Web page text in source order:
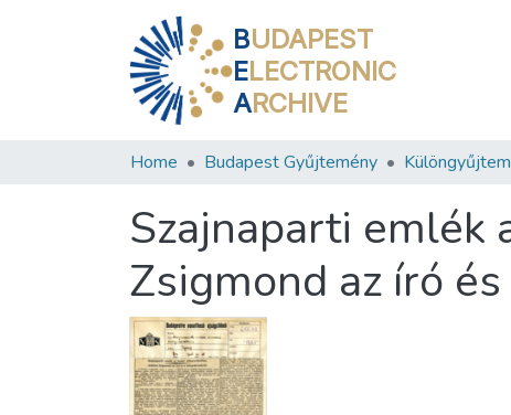
BUDAPEST
ELECTRONIC
ARCHIVE
Home Budapest Gyűjtemény
Szajnaparti emlék
Zsigmond az író